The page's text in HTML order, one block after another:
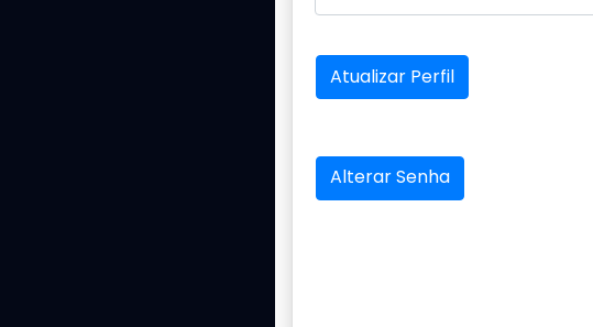
Atualizar Perfil
Alterar Senha